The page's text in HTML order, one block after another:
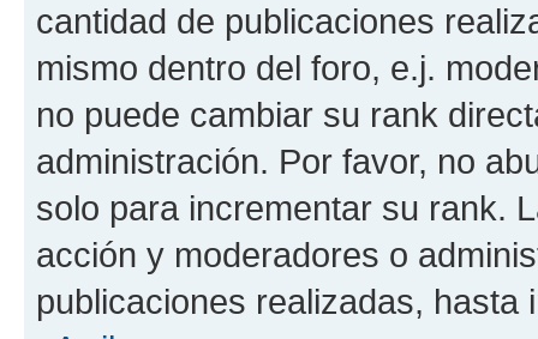
cantidad de publicaciones
mismo dentro del foro, e.j.
no puede cambiar su rank
administración. Por favor, no
solo para incrementar su rank.
acción y moderadores o
publicaciones realizadas, hasta